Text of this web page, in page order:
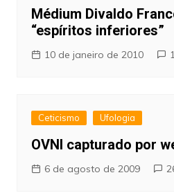
Médium Divaldo
“espíritos inferiores”
10 de janeiro de 2010
Ceticismo Ufologia
OVNI capturado por
6 de agosto de 2009